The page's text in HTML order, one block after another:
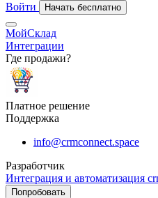
Войти
Начать бесплатно
МойСклад
Интеграции
Где продажи?
Платное решение
Поддержка
info@crmconnect.space
Разработчик
Интеграция и автоматизация
Попробовать